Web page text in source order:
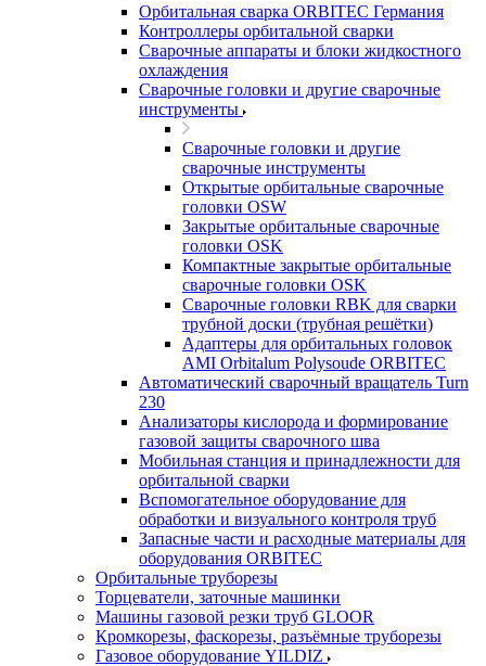
Орбитальная сварка ORBITEC Германия
Контроллеры орбитальной сварки
Сварочные аппараты и блоки жидкостного
охлаждения
Сварочные головки и другие сварочные
инструменты
Сварочные головки и другие
сварочные инструменты
Открытые орбитальные сварочные
головки OSW
Закрытые орбитальные сварочные
головки OSK
Компактные закрытые орбитальные
сварочные головки OSK
Сварочные головки RBK для сварки
трубной доски (трубная решётки)
Адаптеры для орбитальных головок
AMI Orbitalum Polysoude ORBITEC
Автоматический сварочный вращатель Turn
230
Анализаторы кислорода и формирование
газовой защиты сварочного шва
Мобильная станция и принадлежности для
орбитальной сварки
Вспомогательное оборудование для
обработки и визуального контроля труб
Запасные части и расходные материалы для
оборудования ORBITEC
Орбитальные труборезы
Торцеватели, заточные машинки
Машины газовой резки труб GLOOR
Кромкорезы, фаскорезы, разъёмные труборезы
Газовое оборудование YILDIZ